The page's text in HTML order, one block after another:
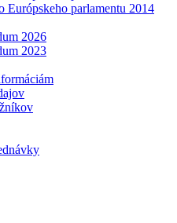
Európskeho parlamentu 2014
2026
2023